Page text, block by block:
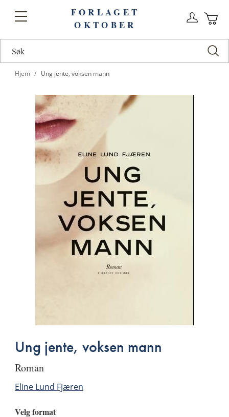
Toggle
FORLAGET
OKTOBER
Hjem Ung jente, voksen mann
Ung jente, voksen mann
roman
Eline Lund Fjæren
Velg format